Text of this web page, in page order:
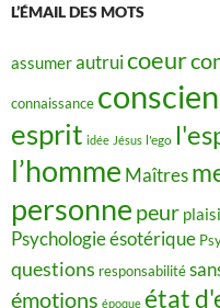
L’ÉMAIL DES MOTS
assumerautruicoeur
connaissance
esprit idée Jésus l'ego
l’homme Maîtres
personne peur
Psychologie ésotérique
questions responsabilité
émotions époque état